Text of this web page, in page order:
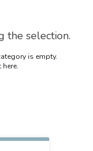
the selection.
is empty.